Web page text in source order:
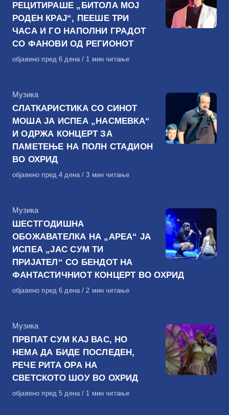
РЕЦИТИРАШЕ „БИТОЛА МОЈ
РОДЕН КРАЈ“, ПЕЕШЕ ТРИ
ЧАСА И ГО НАПОЛНИ ГРАДОТ
СО ФАНОВИ ОД РЕГИОНОТ
Објавено
објавено пред 6 дена 1 мин читање
КАтегорија
Музика
СЛАТКАРИСТИКА СО СИНОТ
МОША ЈА ИСПЕА „НАСМЕВКА“
И ОДРЖА КОНЦЕРТ ЗА
ПАМЕТЕЊЕ НА ПОЛН СТАДИОН
ВО ОХРИД
Објавено
објавено пред 4 дена 3 мин читање
КАтегорија
Музика
ШЕСТГОДИШНА
ОБОЖАВАТЕЛКА НА „АРЕА“ ЈА
ИСПЕА „ЈАС СУМ ТИ
ПРИЈАТЕЛ“ СО БЕНДОТ НА
ФАНТАСТИЧНИОТ КОНЦЕРТ ВО ОХРИД
Објавено
објавено пред 6 дена 2 мин читање
КАтегорија
Музика
ПРВПАТ СУМ КАЈ ВАС, НО
НЕМА ДА БИДЕ ПОСЛЕДЕН,
РЕЧЕ РИТА ОРА НА
СВЕТСКОТО ШОУ ВО ОХРИД
Објавено
објавено пред 5 дена 1 мин читање